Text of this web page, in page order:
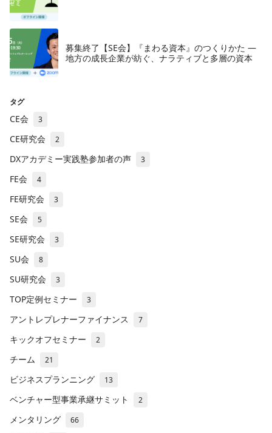
募集終了【SE会】『まわる資本』のつくりかた —
地方の成長企業が紡ぐ、ナラティブと多層の資本
タグ
CE会 3
CE研究会 2
DXアカデミー実践塾参加者の声 3
FE会 4
FE研究会 3
SE会 5
SE研究会 3
SU会 8
SU研究会 3
TOP定例セミナー 3
アントレプレナーファイナンス 7
キックオフセミナー 2
チーム 21
ビジネスプランニング 13
ベンチャー型事業承継サミット 2
メンタリング 66